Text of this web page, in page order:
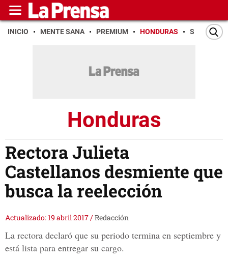
INICIO MENTE SANA PREMIUM HONDURAS SAN PEDRO
Honduras
Rectora Julieta
Castellanos desmiente que
busca la reelección
Actualizado: 19 abril 2017/Redacción
La rectora declaró que su periodo termina en septiembre y
está lista para entregar su cargo.